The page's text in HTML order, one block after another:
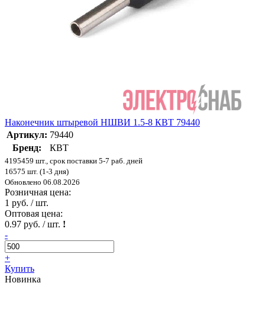
Наконечник штыревой НШВИ 1.5-8 КВТ 79440
Артикул: 79440
Бренд:
КВТ
4195459 шт., срок поставки 5-7 раб. дней
16575 шт. (1-3 дня)
Обновлено 06.08.2026
Розничная цена:
1 руб. / шт.
Оптовая цена:
0.97 руб. / шт. !
-
+
Купить
Новинка